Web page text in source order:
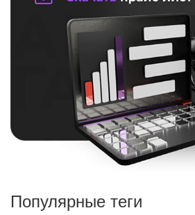
Популярные теги